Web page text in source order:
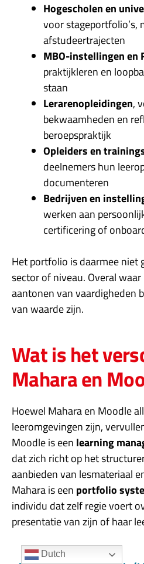
Hogescholen en
voor stageportfolio’s,
afstudeertrajecten
MBO-instellingen en
praktijkleren en
staan
Lerarenopleidingen,
bekwaamheden en
beroepspraktijk
Opleiders en
deelnemers hun
documenteren
Bedrijven en
werken aan
certificering of
Het portfolio is daarmee niet
sector of niveau. Overal
aantonen van vaardigheden
van waarde zijn.
Wat is het
Mahara en
Hoewel Mahara en Moodle
leeromgevingen zijn,
Moodle is een learning
dat zich richt op het
aanbieden van lesmateriaal
Mahara is een portfolio
individu dat zelf regie voert
presentatie van zijn of haar
Dutch